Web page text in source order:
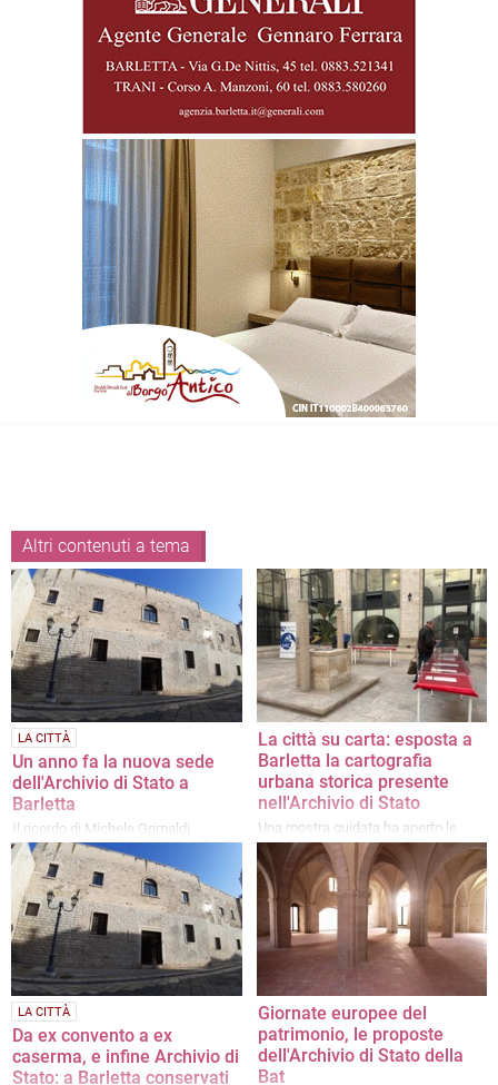
Altri contenuti a tema
LA CITTÀ
Un anno fa la nuova sede
dell'Archivio di Stato a
Barletta
Il ricordo di Michele Grimaldi
La città su carta: esposta a
Barletta la cartografia
urbana storica presente
nell'Archivio di Stato
Una mostra guidata ha aperto le
porte al passato della città, un
racconto attraverso mappe e
documenti unici
LA CITTÀ
Da ex convento a ex
caserma, e infine Archivio di
Stato: a Barletta conservati
Giornate europee del
patrimonio, le proposte
dell'Archivio di Stato della
Bat